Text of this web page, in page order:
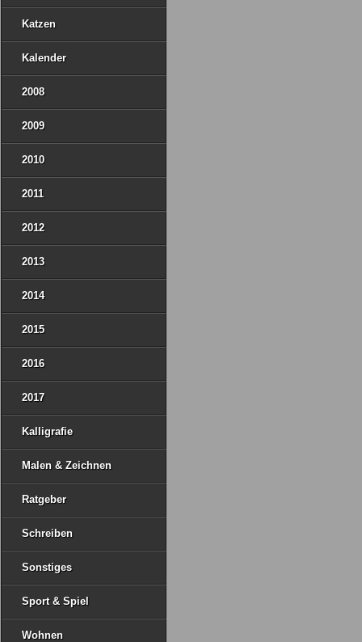
Katzen
Kalender
2008
2009
2010
2011
2012
2013
2014
2015
2016
2017
Kalligrafie
Malen & Zeichnen
Ratgeber
Schreiben
Sonstiges
Sport & Spiel
Wohnen